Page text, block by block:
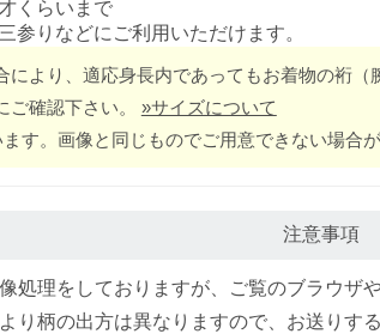
くらいまで
参りなどにご利用いただけます。
により、適応身長内であってもお着物の裄
ご確認下さい。 »サイズについて
す。画像と同じものでご用意できない場合
注意事項
処理をしておりますが、ご覧のブラウザ
り柄の出方は異なりますので、お送りす